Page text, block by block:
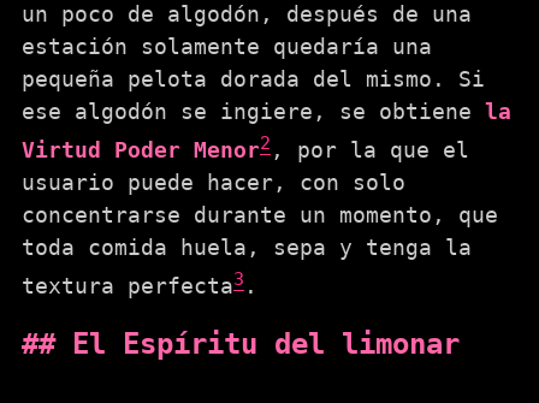
un poco de algodón, después de una
estación solamente quedaría una
pequeña pelota dorada del mismo. Si
ese algodón se ingiere, se obtiene la
Virtud Poder Menor2 , por la que el
usuario puede hacer, con solo
concentrarse durante un momento, que
toda comida huela, sepa y tenga la
textura perfecta3 .
El Espíritu del limonar